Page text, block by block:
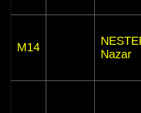
M14
Nazar